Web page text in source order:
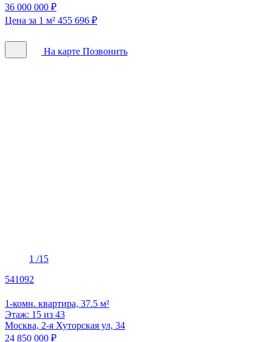
36 000 000 ₽
Цена за 1 м² 455 696 ₽
На карте Позвонить
1 /15
541092
1-комн. квартира, 37.5 м²
Этаж: 15 из 43
Москва, 2-я Хуторская ул, 34
24 850 000 ₽